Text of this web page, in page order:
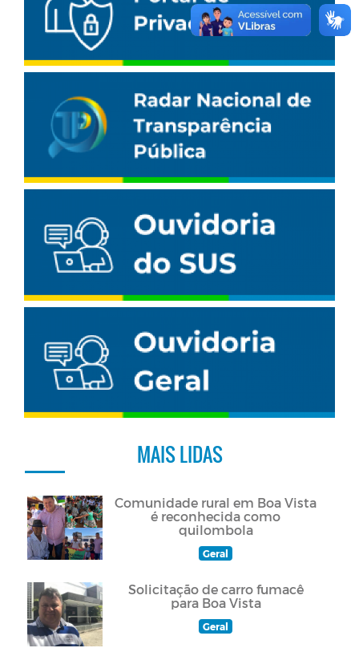
MAIS LIDAS
Comunidade rural em Boa Vista
é reconhecida como
quilombola
Geral
Solicitação de carro fumacê
para Boa Vista
Geral